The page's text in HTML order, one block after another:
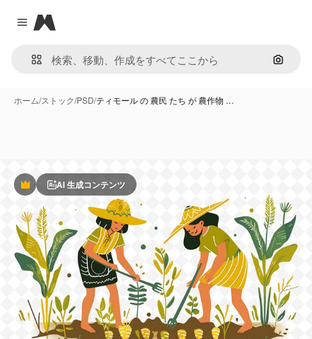
Close menu
Magnific
画像で
ホーム/ストック/PSD/ティモール の 農民 たち が 農作物 …
PremiumAI 生成コンテンツ